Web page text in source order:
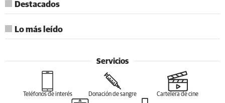
Destacados
Lo más leído
Servicios
Teléfonos de interés Donación de sangre Cartelera de cine